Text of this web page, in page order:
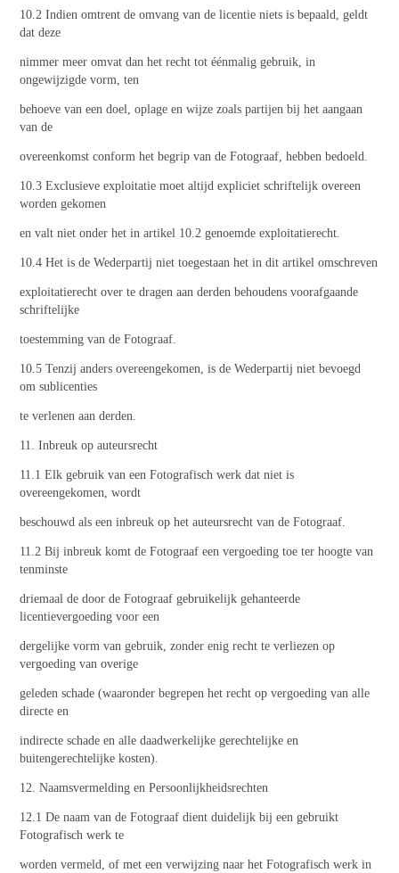
10.2 Indien omtrent de omvang van de licentie niets is bepaald, geldt
dat deze
nimmer meer omvat dan het recht tot éénmalig gebruik, in
ongewijzigde vorm, ten
behoeve van een doel, oplage en wijze zoals partijen bij het aangaan
van de
overeenkomst conform het begrip van de Fotograaf, hebben bedoeld.
10.3 Exclusieve exploitatie moet altijd expliciet schriftelijk overeen
worden gekomen
en valt niet onder het in artikel 10.2 genoemde exploitatierecht.
10.4 Het is de Wederpartij niet toegestaan het in dit artikel omschreven
exploitatierecht over te dragen aan derden behoudens voorafgaande
schriftelijke
toestemming van de Fotograaf.
10.5 Tenzij anders overeengekomen, is de Wederpartij niet bevoegd
om sublicenties
te verlenen aan derden.
11. Inbreuk op auteursrecht
11.1 Elk gebruik van een Fotografisch werk dat niet is
overeengekomen, wordt
beschouwd als een inbreuk op het auteursrecht van de Fotograaf.
11.2 Bij inbreuk komt de Fotograaf een vergoeding toe ter hoogte van
tenminste
driemaal de door de Fotograaf gebruikelijk gehanteerde
licentievergoeding voor een
dergelijke vorm van gebruik, zonder enig recht te verliezen op
vergoeding van overige
geleden schade (waaronder begrepen het recht op vergoeding van alle
directe en
indirecte schade en alle daadwerkelijke gerechtelijke en
buitengerechtelijke kosten).
12. Naamsvermelding en Persoonlijkheidsrechten
12.1 De naam van de Fotograaf dient duidelijk bij een gebruikt
Fotografisch werk te
worden vermeld, of met een verwijzing naar het Fotografisch werk in